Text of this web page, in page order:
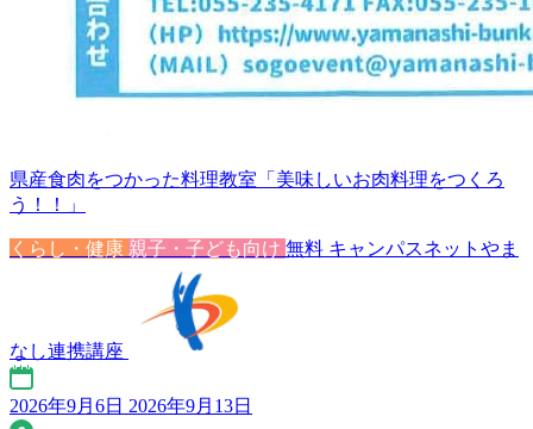
県産食肉をつかった料理教室「美味しいお肉料理をつくろ
う！！」
くらし・健康 親子・子ども向け 無料 キャンパスネットやま
なし連携講座
2026年9月6日 2026年9月13日